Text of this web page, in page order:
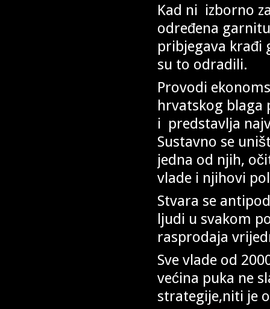
Kad ni izborno
određena
pribjegava krađi
su to odradili.
Provodi
hrvatskog blaga
i predstavlja
Sustavno se
jedna od njih,
vlade i
Stvara se
ljudi u svakom
rasprodaja
Sve vlade od
većina puka ne
strategije,niti je